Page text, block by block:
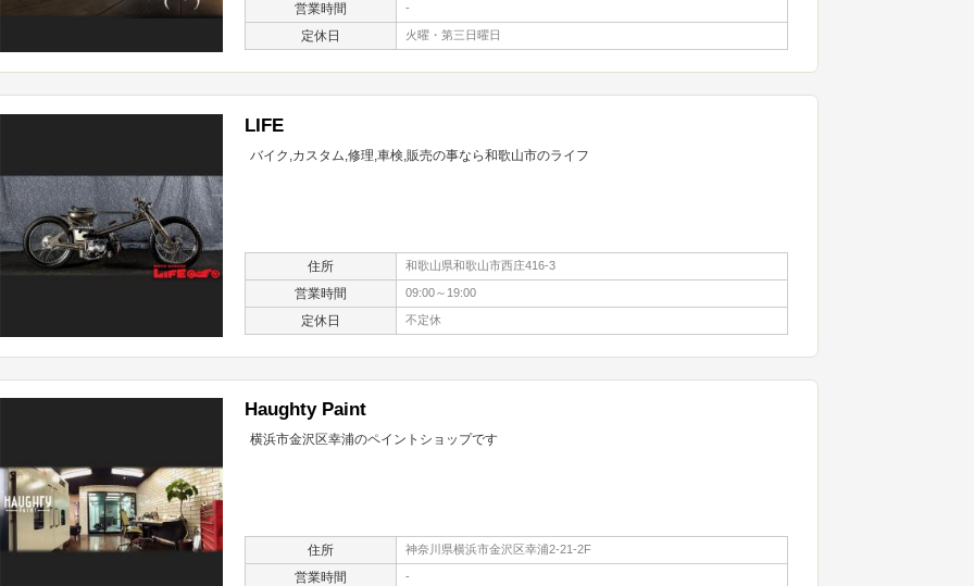
営業時間 -
定休日 火曜・第三日曜日
LIFE
バイク,カスタム,修理,車検,販売の事なら和歌山市のライフ
住所 和歌山県和歌山市西庄416-3
営業時間 09:00～19:00
定休日 不定休
Haughty Paint
横浜市金沢区幸浦のペイントショップです
住所 神奈川県横浜市金沢区幸浦2-21-2F
営業時間 -